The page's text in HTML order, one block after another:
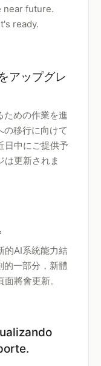
near future.
ready.
アップグレ
ための作業を進
の移行に向けて
日中にご提供予
は更新されま
的AI系統能力結
的一部分，新體
將會更新。